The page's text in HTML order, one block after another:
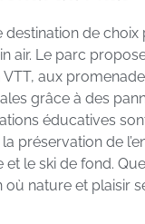
de
air. Le parc
aux
grâce à des
éducatives
préservation de
le ski de fond.
nature et plaisir